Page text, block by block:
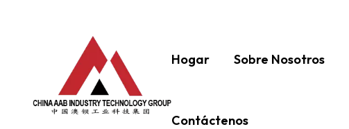
Hogar Sobre Nosotros
Contáctenos